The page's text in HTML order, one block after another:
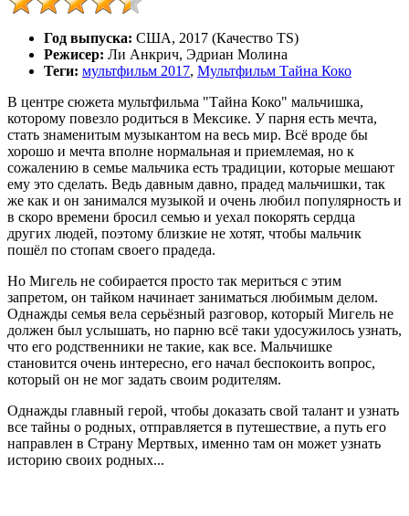
Год выпуска: США, 2017 (Качество TS)
Режисер: Ли Анкрич, Эдриан Молина
Теги: мультфильм 2017, Мультфильм Тайна Коко
В центре сюжета мультфильма "Тайна Коко" мальчишка,
которому повезло родиться в Мексике. У парня есть мечта,
стать знаменитым музыкантом на весь мир. Всё вроде бы
хорошо и мечта вполне нормальная и приемлемая, но к
сожалению в семье мальчика есть традиции, которые мешают
ему это сделать. Ведь давным давно, прадед мальчишки, так
же как и он занимался музыкой и очень любил популярность и
в скоро времени бросил семью и уехал покорять сердца
других людей, поэтому близкие не хотят, чтобы мальчик
пошёл по стопам своего прадеда.
Но Мигель не собирается просто так мериться с этим
запретом, он тайком начинает заниматься любимым делом.
Однажды семья вела серьёзный разговор, который Мигель не
должен был услышать, но парню всё таки удосужилось узнать,
что его родственники не такие, как все. Мальчишке
становится очень интересно, его начал беспокоить вопрос,
который он не мог задать своим родителям.
Однажды главный герой, чтобы доказать свой талант и узнать
все тайны о родных, отправляется в путешествие, а путь его
направлен в Страну Мертвых, именно там он может узнать
историю своих родных...